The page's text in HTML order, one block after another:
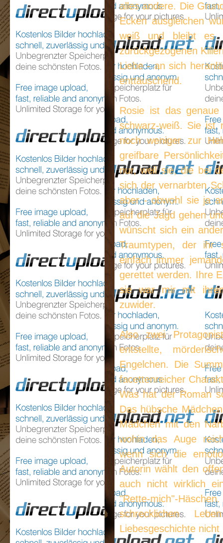
alles andere. Die
Ecken ausgleichen
weiß und bleibt es
zurückgezogenen
Liebe - an sich
enttäuschend.
Rosie ist das
schwarz-weiß. Sie ist
noch weniger zur
greifbare
nur, weil sie, die bei
sich der vernarbten
aber - obwohl sie ja
auf die Jagd gehen
wünscht sich ein
Traumtypen, der ihr
einfach immer
gerettet werden. Ihre
sie war mir mit
zuwider.
Also zwei
entstellte,
Engelchen. Die
facettenreicher
Was hat der Roman
Das hübsche
Mädchen mit den
wohin das Auge
wenn sich die
Autorin wählt den
auch nicht wirklich
"Rette-mich"-
schrecklichen
Liebesgeschichte